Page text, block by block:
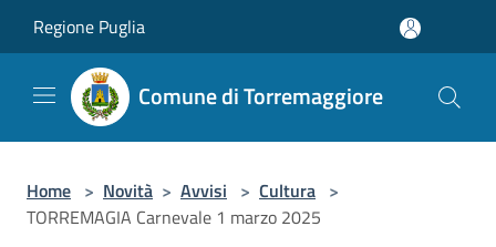
Regione Puglia
Comune di Torremaggiore
Home > Novità > Avvisi > Cultura >
TORREMAGIA Carnevale 1 marzo 2025